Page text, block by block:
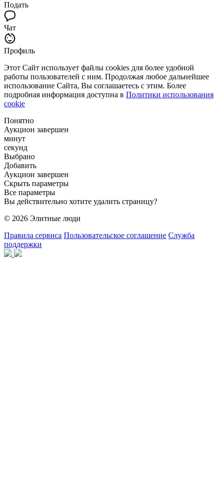
Подать
Чат
Профиль
Этот Сайт использует файлы cookies для более удобной
работы пользователей с ним. Продолжая любое дальнейшее
использование Сайта, Вы соглашаетесь с этим. Более
подробная информация доступна в Политики использования
cookie
Понятно
Аукцион завершен
минут
секунд
Выбрано
Добавить
Аукцион завершен
Скрыть параметры
Все параметры
Вы действительно хотите удалить страницу?
© 2026 Элитные люди
Правила сервиса Пользовательское соглашение Служба
поддержки